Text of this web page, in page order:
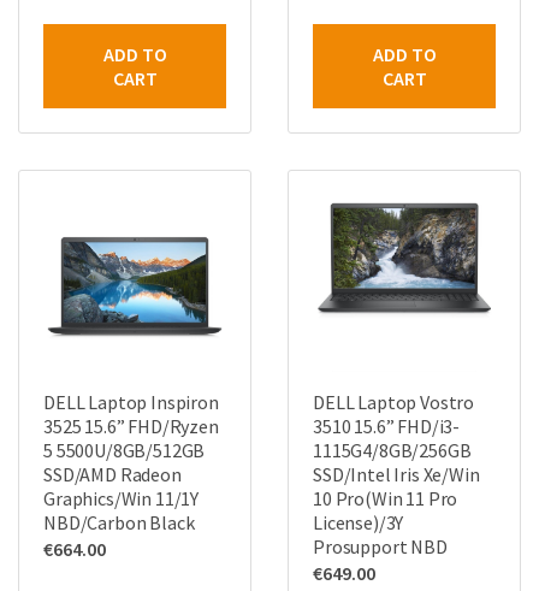
ADD TO
CART
ADD TO
CART
DELL Laptop Inspiron
3525 15.6” FHD/Ryzen
5 5500U/8GB/512GB
SSD/AMD Radeon
Graphics/Win 11/1Y
NBD/Carbon Black
€664.00
DELL Laptop Vostro
3510 15.6” FHD/i3-
1115G4/8GB/256GB
SSD/Intel Iris Xe/Win
10 Pro(Win 11 Pro
License)/3Y
Prosupport NBD
€649.00